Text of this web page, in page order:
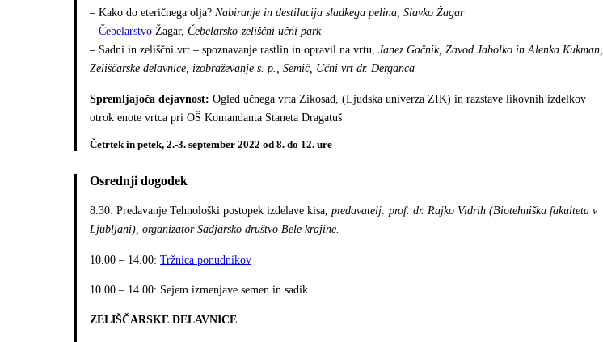
– Kako do eteričnega olja? Nabiranje in destilacija sladkega pelina, Slavko Žagar
– Čebelarstvo Žagar, Čebelarsko-zeliščni učni park
– Sadni in zeliščni vrt – spoznavanje rastlin in opravil na vrtu, Janez Gačnik, Zavod Jabolko in Alenka Kukman,
Zeliščarske delavnice, izobraževanje s. p., Semič, Učni vrt dr. Derganca
Spremljajoča dejavnost: Ogled učnega vrta Zikosad, (Ljudska univerza ZIK) in razstave likovnih izdelkov
otrok enote vrtca pri OŠ Komandanta Staneta Dragatuš
Četrtek in petek, 2.-3. september 2022 od 8. do 12. ure
Osrednji dogodek
8.30: Predavanje Tehnološki postopek izdelave kisa, predavatelj: prof. dr. Rajko Vidrih (Biotehniška fakulteta v
Ljubljani), organizator Sadjarsko društvo Bele krajine.
10.00 – 14.00: Tržnica ponudnikov
10.00 – 14.00: Sejem izmenjave semen in sadik
ZELIŠČARSKE DELAVNICE